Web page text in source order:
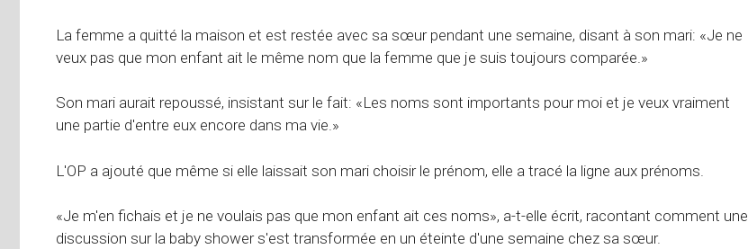
La femme a quitté la maison et est restée avec sa sœur pendant une semaine, disant à son mari: «Je ne
veux pas que mon enfant ait le même nom que la femme que je suis toujours comparée.»
Son mari aurait repoussé, insistant sur le fait: «Les noms sont importants pour moi et je veux vraiment
une partie d'entre eux encore dans ma vie.»
L'OP a ajouté que même si elle laissait son mari choisir le prénom, elle a tracé la ligne aux prénoms.
«Je m'en fichais et je ne voulais pas que mon enfant ait ces noms», a-t-elle écrit, racontant comment une
discussion sur la baby shower s'est transformée en un éteinte d'une semaine chez sa sœur.